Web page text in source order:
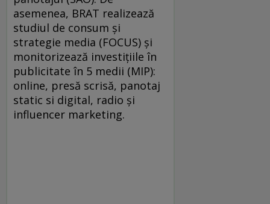
asemenea, BRAT realizează
studiul de consum și
strategie media (FOCUS) și
monitorizează investițiile în
publicitate în 5 medii (MIP):
online, presă scrisă, panotaj
static si digital, radio și
influencer marketing.